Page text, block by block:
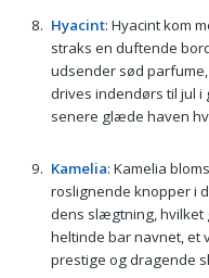
Hyacint: Hyacint kom
straks en duftende
udsender sød
drives indendørs til jul
senere glæde haven
Kamelia: Kamelia
roslignende knopper i
dens slægtning, hvilket
heltinde bar navnet, et
prestige og dragende